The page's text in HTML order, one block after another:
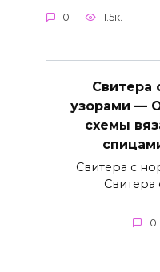
0 1.5к.
Свитера
узорами —
схемы
Свитера с
0